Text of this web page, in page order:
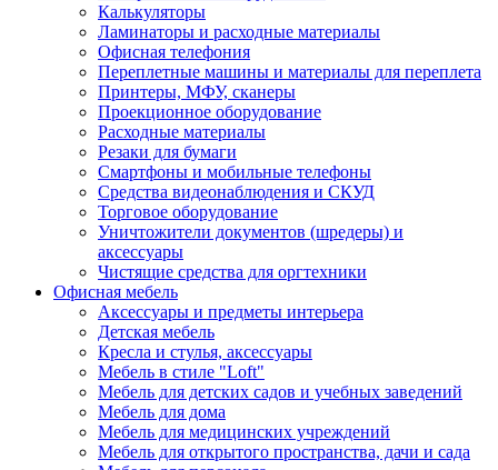
Калькуляторы
Ламинаторы и расходные материалы
Офисная телефония
Переплетные машины и материалы для переплета
Принтеры, МФУ, сканеры
Проекционное оборудование
Расходные материалы
Резаки для бумаги
Смартфоны и мобильные телефоны
Средства видеонаблюдения и СКУД
Торговое оборудование
Уничтожители документов (шредеры) и
аксессуары
Чистящие средства для оргтехники
Офисная мебель
Аксессуары и предметы интерьера
Детская мебель
Кресла и стулья, аксессуары
Мебель в стиле "Loft"
Мебель для детских садов и учебных заведений
Мебель для дома
Мебель для медицинских учреждений
Мебель для открытого пространства, дачи и сада